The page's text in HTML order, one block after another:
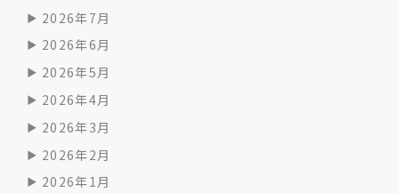
2026年7月
2026年6月
2026年5月
2026年4月
2026年3月
2026年2月
2026年1月